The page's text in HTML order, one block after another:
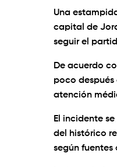
Una
capital de
seguir el
De acuerdo
poco después
atención
El incidente
del histórico
según fuentes